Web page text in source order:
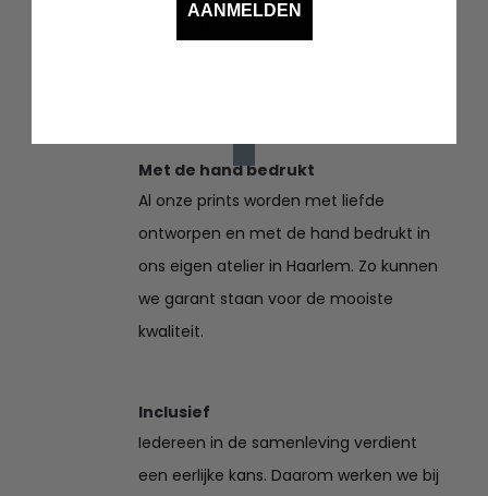
Met de hand bedrukt
Al onze prints worden met liefde
ontworpen en met de hand bedrukt in
ons eigen atelier in Haarlem. Zo kunnen
we garant staan voor de mooiste
kwaliteit.
Inclusief
Iedereen in de samenleving verdient
een eerlijke kans. Daarom werken we bij
AANMELDEN